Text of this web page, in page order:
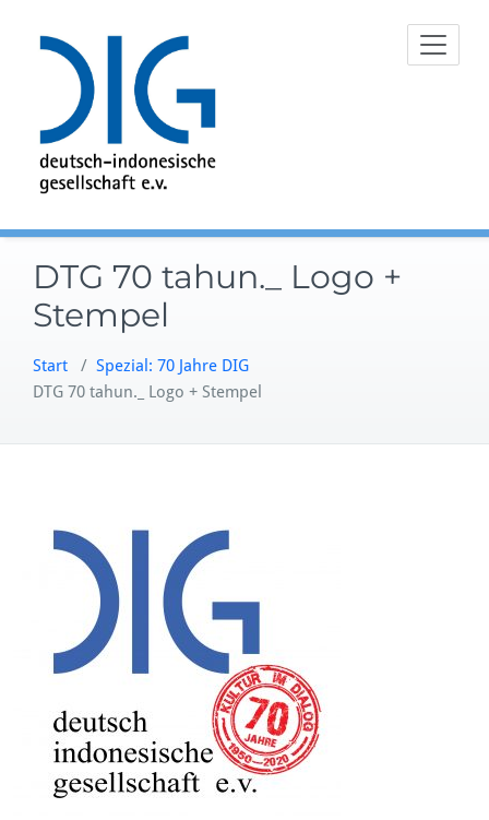
Inhalt
DTG 70 tahun._ Logo +
Stempel
Start / Spezial: 70 Jahre DIG
DTG 70 tahun._ Logo + Stempel